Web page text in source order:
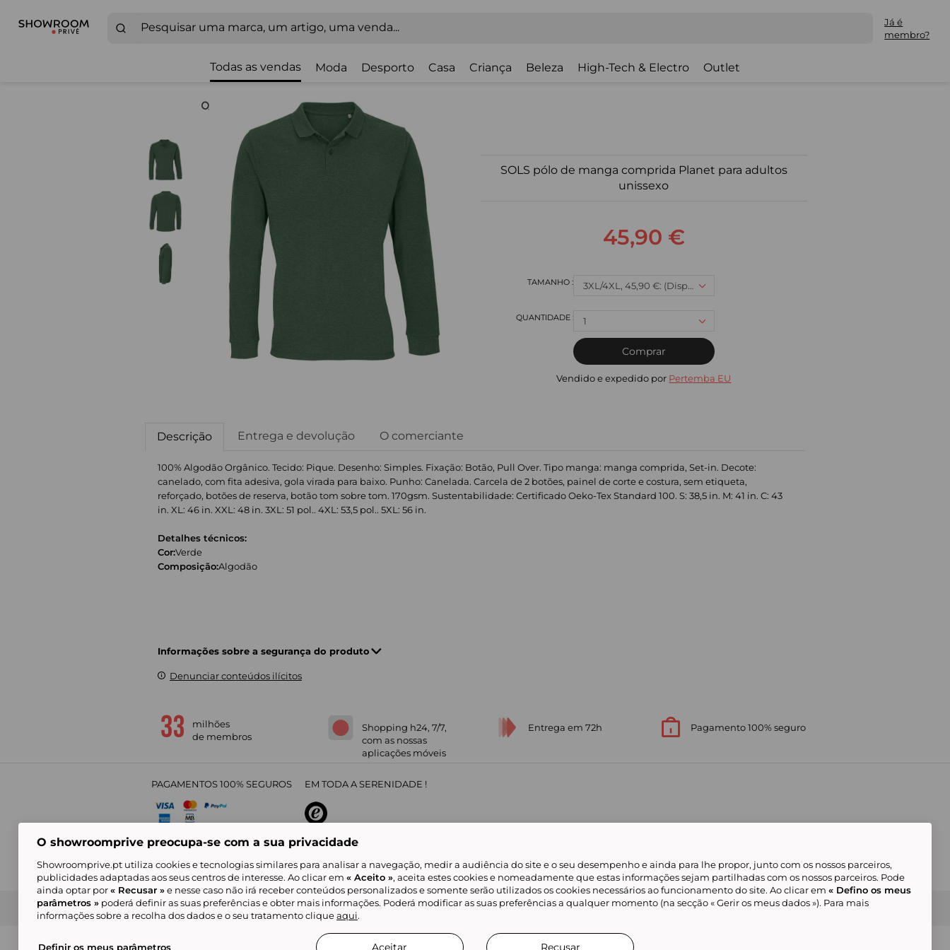
Já é
membro?
Todas as vendas Moda Desporto Casa Criança Beleza High-Tech & Electro Outlet
SOLS pólo de manga comprida Planet para adultos
unissexo
45,90 €
3XL/4XL, 45,90 €: (Disponível)
1
Comprar
Vendido e expedido por Pertemba EU
Descrição Entrega e devolução O comerciante
100% Algodão Orgânico. Tecido: Pique. Desenho: Simples. Fixação: Botão, Pull Over. Tipo manga: manga comprida, Set-in. Decote:
canelado, com fita adesiva, gola virada para baixo. Punho: Canelada. Carcela de 2 botões, painel de corte e costura, sem etiqueta,
reforçado, botões de reserva, botão tom sobre tom. 170gsm. Sustentabilidade: Certificado Oeko-Tex Standard 100. S: 38,5 in. M: 41 in. C: 43
in. XL: 46 in. XXL: 48 in. 3XL: 51 pol.. 4XL: 53,5 pol.. 5XL: 56 in.
Detalhes técnicos:
Cor:Verde
Composição:Algodão
Informações sobre a segurança do produto
Denunciar conteúdos ilícitos
milhões
de membros
Shopping h24, 7/7,
com as nossas
aplicações móveis
Entrega em 72h Pagamento 100% seguro
PAGAMENTOS 100% SEGUROS EM TODA A SERENIDADE !
4,31/5 sobre
Condições Gerais de Venda Política de Confidencialidade Livro de Reclamações Showroomprive group Ajuda e Contacto Gerir os meus cookies
Condições Gerais
de Marketplace
Alguns visuais são gerados com inteligência artificial
© Showroomprive.pt 2026
O showroomprive preocupa-se com a sua privacidade
Showroomprive.pt utiliza cookies e tecnologias similares para analisar a navegação, medir a audiência do site e o seu desempenho e ainda para lhe propor, junto com os nossos parceiros,
publicidades adaptadas aos seus centros de interesse. Ao clicar em « Aceito », aceita estes cookies e nomeadamente que estas informações sejam partilhadas com os nossos parceiros. Pode
ainda optar por« Recusar »e nesse caso não irá receber conteúdos personalizados e somente serão utilizados os cookies necessários ao funcionamento do site. Ao clicar em « Defino os meus
parâmetros » poderá definir as suas preferências e obter mais informações. Poderá modificar as suas preferências a qualquer momento (na secção « Gerir os meus dados »). Para mais
informações sobre a recolha dos dados e o seu tratamento cliqueaqui.
Definir os meus parâmetros Aceitar Recusar